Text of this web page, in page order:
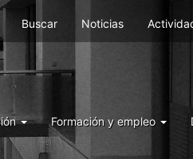
Menu
right
ILLA
Buscar Noticias
Formación y empleo